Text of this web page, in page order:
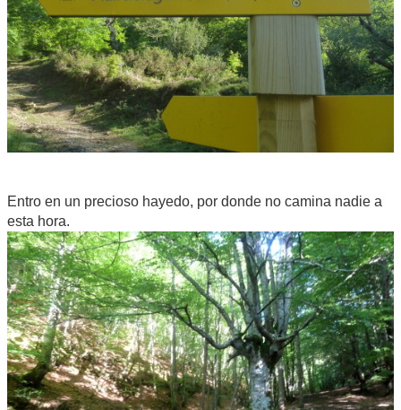
Entro en un precioso hayedo, por donde no camina nadie a
esta hora.